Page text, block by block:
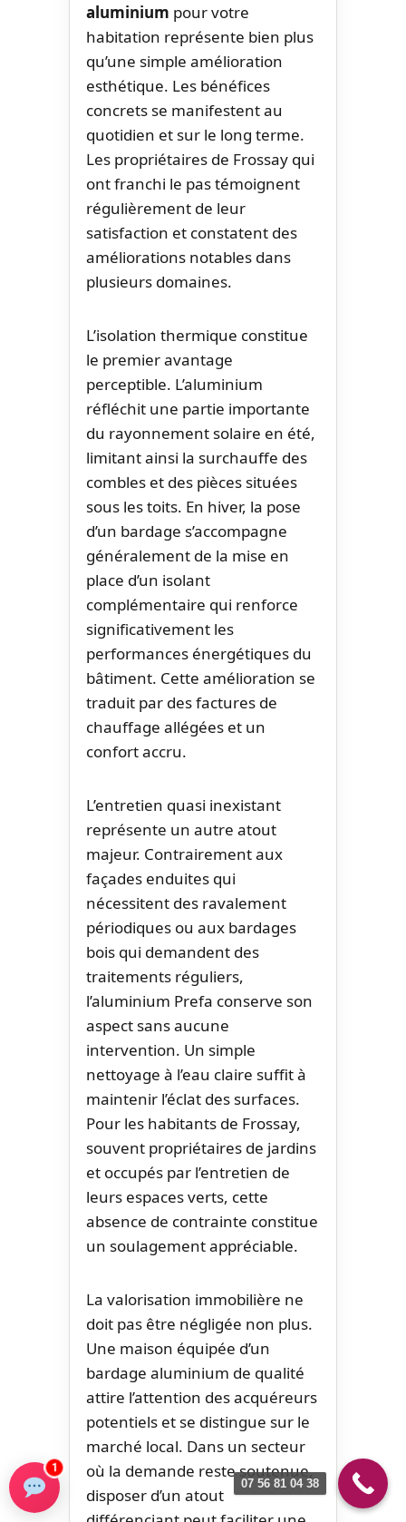
aluminium pour votre
habitation représente bien plus
qu’une simple amélioration
esthétique. Les bénéfices
concrets se manifestent au
quotidien et sur le long terme.
Les propriétaires de Frossay qui
ont franchi le pas témoignent
régulièrement de leur
satisfaction et constatent des
améliorations notables dans
plusieurs domaines.
L’isolation thermique constitue
le premier avantage
perceptible. L’aluminium
réfléchit une partie importante
du rayonnement solaire en été,
limitant ainsi la surchauffe des
combles et des pièces situées
sous les toits. En hiver, la pose
d’un bardage s’accompagne
généralement de la mise en
place d’un isolant
complémentaire qui renforce
significativement les
performances énergétiques du
bâtiment. Cette amélioration se
traduit par des factures de
chauffage allégées et un
confort accru.
L’entretien quasi inexistant
représente un autre atout
majeur. Contrairement aux
façades enduites qui
nécessitent des ravalement
périodiques ou aux bardages
bois qui demandent des
traitements réguliers,
l’aluminium Prefa conserve son
aspect sans aucune
intervention. Un simple
nettoyage à l’eau claire suffit à
maintenir l’éclat des surfaces.
Pour les habitants de Frossay,
souvent propriétaires de jardins
et occupés par l’entretien de
leurs espaces verts, cette
absence de contrainte constitue
un soulagement appréciable.
La valorisation immobilière ne
doit pas être négligée non plus.
Une maison équipée d’un
bardage aluminium de qualité
attire l’attention des acquéreurs
potentiels et se distingue sur le
marché local. Dans un secteur
où la demande reste soutenue,
disposer d’un atout
07 56 81 04 38
1